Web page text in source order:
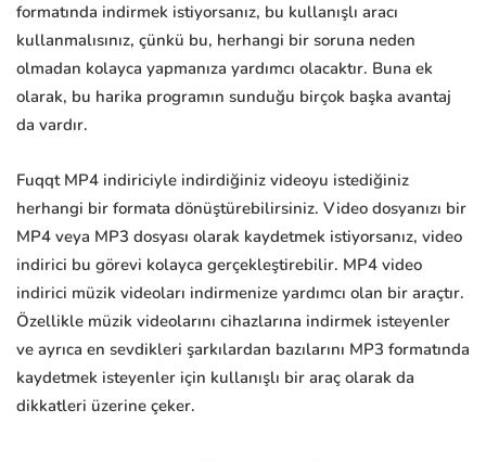
formatında indirmek istiyorsanız, bu kullanışlı aracı
kullanmalısınız, çünkü bu, herhangi bir soruna neden
olmadan kolayca yapmanıza yardımcı olacaktır. Buna ek
olarak, bu harika programın sunduğu birçok başka avantaj
da vardır.
Fuqqt MP4 indiriciyle indirdiğiniz videoyu istediğiniz
herhangi bir formata dönüştürebilirsiniz. Video dosyanızı bir
MP4 veya MP3 dosyası olarak kaydetmek istiyorsanız, video
indirici bu görevi kolayca gerçekleştirebilir. MP4 video
indirici müzik videoları indirmenize yardımcı olan bir araçtır.
Özellikle müzik videolarını cihazlarına indirmek isteyenler
ve ayrıca en sevdikleri şarkılardan bazılarını MP3 formatında
kaydetmek isteyenler için kullanışlı bir araç olarak da
dikkatleri üzerine çeker.